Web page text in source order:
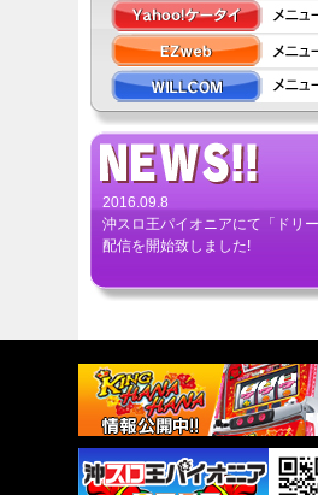
2016.09.8
沖スロ王パイオニアにて「ドリ
配信を開始致しました!